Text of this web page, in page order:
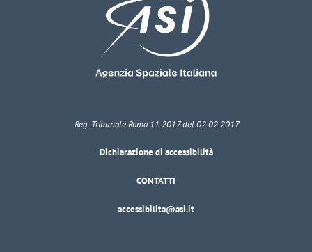
Reg. Tribunale Roma 11.2017 del 02.02.2017
Dichiarazione di accessibilità
CONTATTI
accessibilita@asi.it